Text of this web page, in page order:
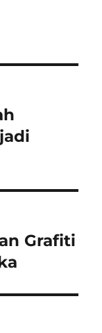
Grafiti